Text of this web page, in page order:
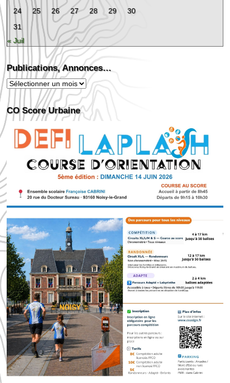
24
25 26 27 28 29
30
31
« Juil
Publications, Annonces…
Publications,
Annonces…
CO Score Urbaine